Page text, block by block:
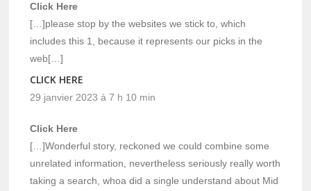
Click Here
[…]please stop by the websites we stick to, which
includes this 1, because it represents our picks in the
web[…]
CLICK HERE
29 janvier 2023 à 7 h 10 min
Click Here
[…]Wonderful story, reckoned we could combine some
unrelated information, nevertheless seriously really worth
taking a search, whoa did a single understand about Mid